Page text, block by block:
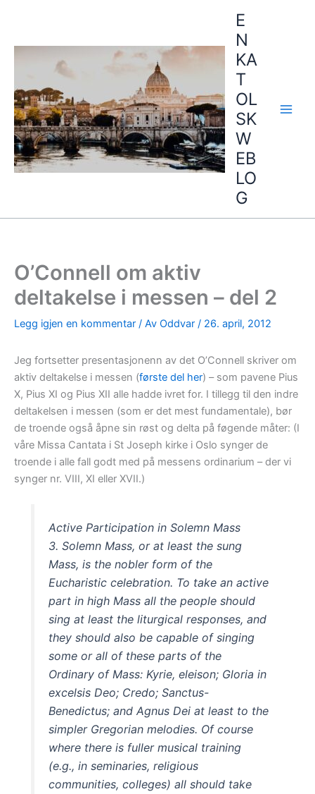
E
N
KA
T
OL
SK
W
EB
LO
G
O’Connell om aktiv
deltakelse i messen – del 2
Legg igjen en kommentar / Av Oddvar / 26. april, 2012
Jeg fortsetter presentasjonenn av det O’Connell skriver om
aktiv deltakelse i messen (første del her) – som pavene Pius
X, Pius XI og Pius XII alle hadde ivret for. I tillegg til den indre
deltakelsen i messen (som er det mest fundamentale), bør
de troende også åpne sin røst og delta på føgende måter: (I
våre Missa Cantata i St Joseph kirke i Oslo synger de
troende i alle fall godt med på messens ordinarium – der vi
synger nr. VIII, XI eller XVII.)
Active Participation in Solemn Mass
3. Solemn Mass, or at least the sung
Mass, is the nobler form of the
Eucharistic celebration. To take an active
part in high Mass all the people should
sing at least the liturgical responses, and
they should also be capable of singing
some or all of these parts of the
Ordinary of Mass: Kyrie, eleison; Gloria in
excelsis Deo; Credo; Sanctus-
Benedictus; and Agnus Dei at least to the
simpler Gregorian melodies. Of course
where there is fuller musical training
(e.g., in seminaries, religious
communities, colleges) all should take